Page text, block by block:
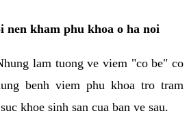
nen kham phu khoa o ha noi
lam tuong ve viem "co be" co
benh viem phu khoa tro tram
khoe sinh san cua ban ve sau.